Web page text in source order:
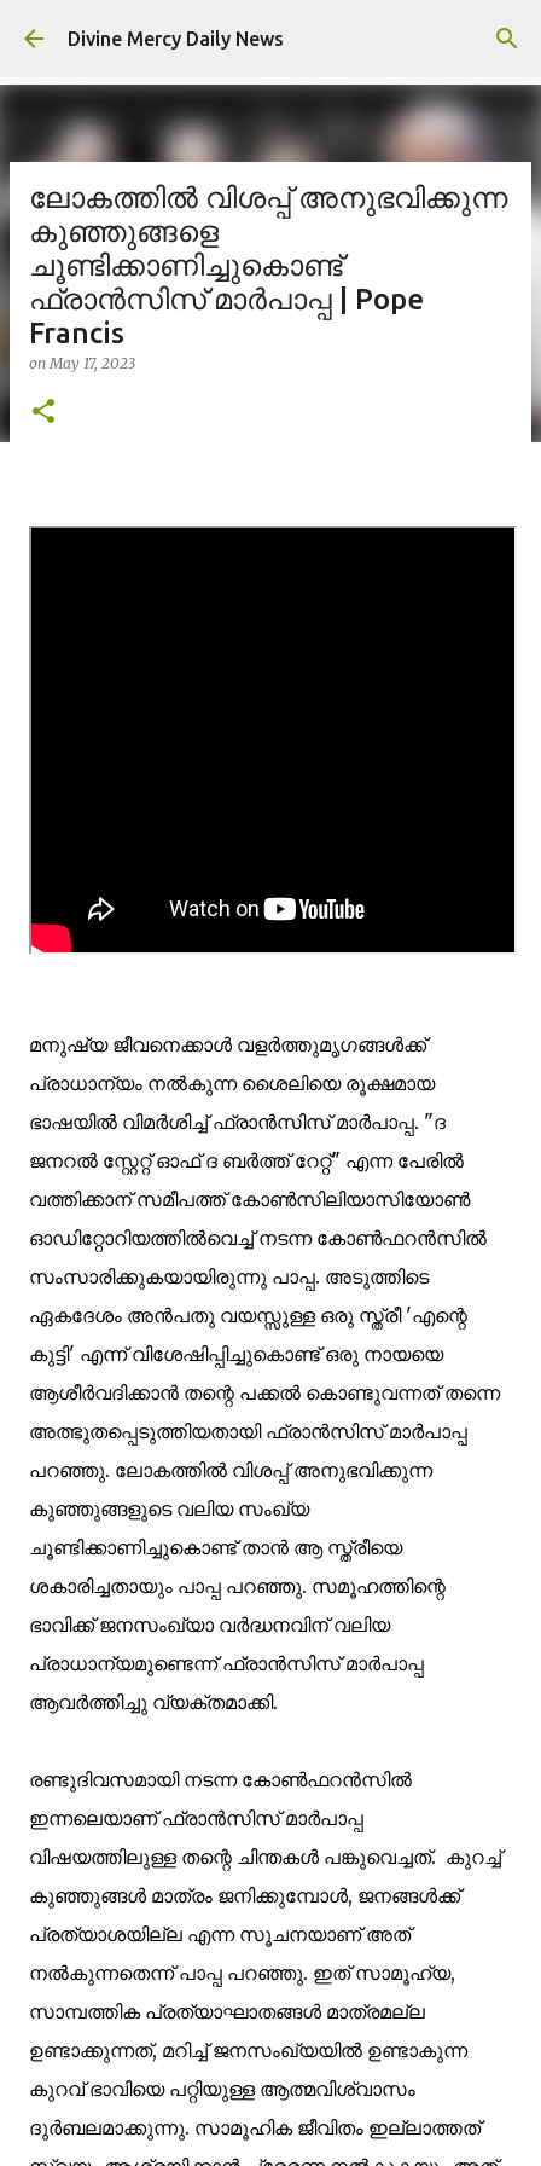
Skip to main content
Divine Mercy Daily News
ലോകത്തിൽ വിശപ്പ് അനുഭവിക്കുന്ന
കുഞ്ഞുങ്ങളെ
ചൂണ്ടിക്കാണിച്ചുകൊണ്ട്
ഫ്രാൻസിസ് മാർപാപ്പ | Pope
Francis
onMay 17, 2023
മനുഷ്യ ജീവനെക്കാൾ വളർത്തുമൃഗങ്ങൾക്ക്
പ്രാധാന്യം നൽകുന്ന ശൈലിയെ രൂക്ഷമായ
ഭാഷയിൽ വിമർശിച്ച് ഫ്രാൻസിസ് മാർപാപ്പ. "ദ
ജനറൽ സ്റ്റേറ്റ് ഓഫ് ദ ബർത്ത് റേറ്റ്" എന്ന പേരിൽ
വത്തിക്കാന് സമീപത്ത് കോൺസിലിയാസിയോൺ
ഓഡിറ്റോറിയത്തിൽവെച്ച് നടന്ന കോൺഫറൻസിൽ
സംസാരിക്കുകയായിരുന്നു പാപ്പ. അടുത്തിടെ
ഏകദേശം അന്‍പതു വയസ്സുള്ള ഒരു സ്ത്രീ 'എന്റെ
കുട്ടി' എന്ന് വിശേഷിപ്പിച്ചുകൊണ്ട് ഒരു നായയെ
ആശീര്‍വദിക്കാൻ തന്റെ പക്കൽ കൊണ്ടുവന്നത് തന്നെ
അത്ഭുതപ്പെടുത്തിയതായി ഫ്രാൻസിസ് മാർപാപ്പ
പറഞ്ഞു. ലോകത്തിൽ വിശപ്പ് അനുഭവിക്കുന്ന
കുഞ്ഞുങ്ങളുടെ വലിയ സംഖ്യ
ചൂണ്ടിക്കാണിച്ചുകൊണ്ട് താൻ ആ സ്ത്രീയെ
ശകാരിച്ചതായും പാപ്പ പറഞ്ഞു. സമൂഹത്തിന്റെ
ഭാവിക്ക് ജനസംഖ്യാ വർദ്ധനവിന് വലിയ
പ്രാധാന്യമുണ്ടെന്ന് ഫ്രാൻസിസ് മാർപാപ്പ
ആവർത്തിച്ചു വ്യക്തമാക്കി.
രണ്ടുദിവസമായി നടന്ന കോൺഫറൻസിൽ
ഇന്നലെയാണ് ഫ്രാൻസിസ് മാർപാപ്പ
വിഷയത്തിലുള്ള തന്റെ ചിന്തകൾ പങ്കുവെച്ചത്. കുറച്ച്
കുഞ്ഞുങ്ങള്‍ മാത്രം ജനിക്കുമ്പോൾ, ജനങ്ങൾക്ക്
പ്രത്യാശയില്ല എന്ന സൂചനയാണ് അത്
നൽകുന്നതെന്ന് പാപ്പ പറഞ്ഞു. ഇത് സാമൂഹ്യ,
സാമ്പത്തിക പ്രത്യാഘാതങ്ങൾ മാത്രമല്ല
ഉണ്ടാക്കുന്നത്, മറിച്ച് ജനസംഖ്യയിൽ ഉണ്ടാകുന്ന
കുറവ് ഭാവിയെ പറ്റിയുള്ള ആത്മവിശ്വാസം
ദുർബലമാക്കുന്നു. സാമൂഹിക ജീവിതം ഇല്ലാത്തത്